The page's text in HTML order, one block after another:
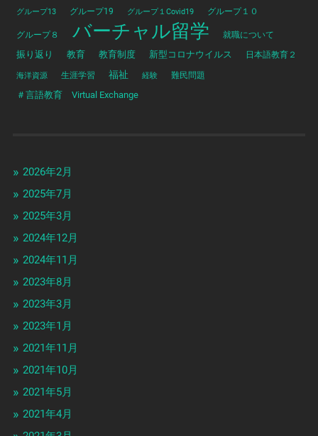
グループ13
グループ19 グループ１Covid19 グループ１０
グループ８ バーチャル留学 就職について
振り返り 教育 教育制度 新型コロナウイルス 日本語教育２
海洋資源 生涯学習 福祉 経験 難民問題
＃言語教育 Virtual Exchange
2026年2月
2025年7月
2025年3月
2024年12月
2024年11月
2023年8月
2023年3月
2023年1月
2021年11月
2021年10月
2021年5月
2021年4月